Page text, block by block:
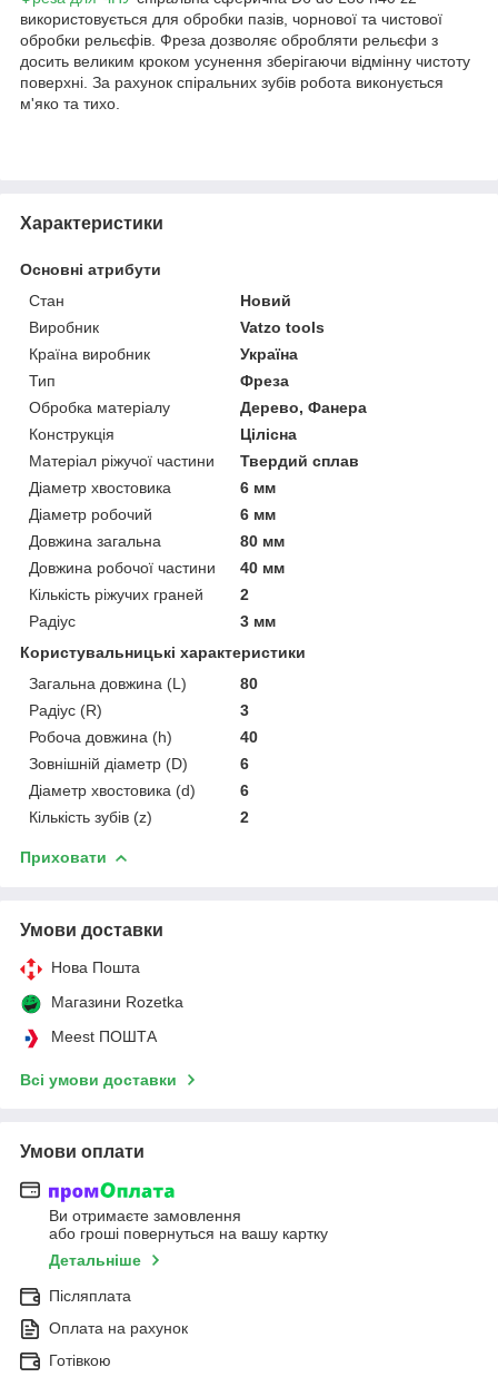
використовується для обробки пазів, чорнової та чистової
обробки рельєфів. Фреза дозволяє обробляти рельєфи з
досить великим кроком усунення зберігаючи відмінну чистоту
поверхні. За рахунок спіральних зубів робота виконується
м'яко та тихо.
Характеристики
Основні атрибути
Стан
Новий
Виробник
Vatzo tools
Країна виробник
Україна
Тип
Фреза
Обробка матеріалу
Дерево, Фанера
Конструкція
Цілісна
Матеріал ріжучої частини
Твердий сплав
Діаметр хвостовика
6 мм
Діаметр робочий
6 мм
Довжина загальна
80 мм
Довжина робочої частини
40 мм
Кількість ріжучих граней
2
Радіус
3 мм
Користувальницькі характеристики
Загальна довжина (L)
80
Радіус (R)
3
Робоча довжина (h)
40
Зовнішній діаметр (D)
6
Діаметр хвостовика (d)
6
Кількість зубів (z)
2
Приховати
Умови доставки
Нова Пошта
Магазини Rozetka
Meest ПОШТА
Всі умови доставки
Умови оплати
Ви отримаєте замовлення
або гроші повернуться на вашу картку
Детальніше
Післяплата
Оплата на рахунок
Готівкою